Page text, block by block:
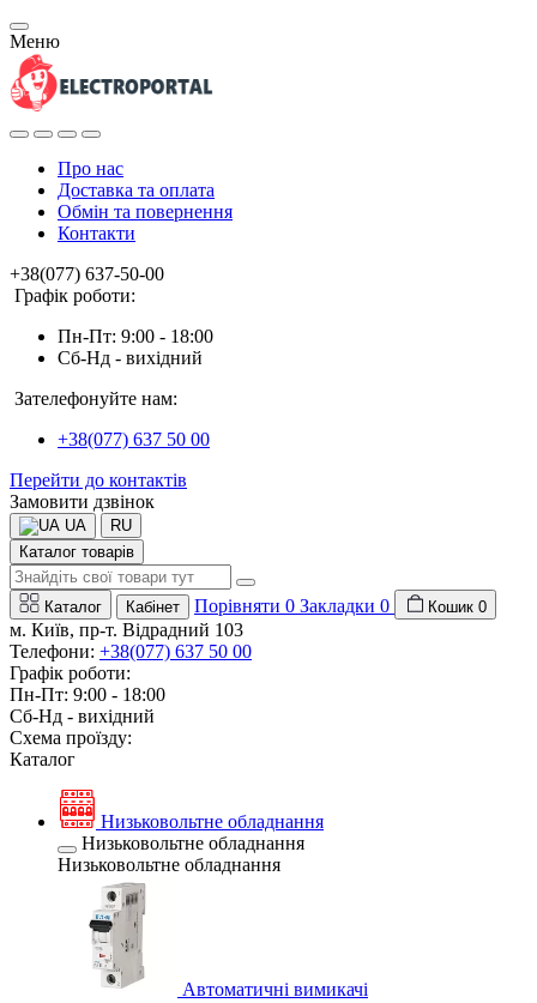
Меню
Про нас
Доставка та оплата
Обмін та повернення
Контакти
+38(077) 637-50-00
Графік роботи:
Пн-Пт: 9:00 - 18:00
Сб-Нд - вихідний
Зателефонуйте нам:
+38(077) 637 50 00
Перейти до контактів
Замовити дзвінок
UA
RU
Каталог товарів
Каталог Кабінет Порівняти 0 Закладки 0 Кошик 0
м. Київ, пр-т. Відрадний 103
Телефони: +38(077) 637 50 00
Графік роботи:
Пн-Пт: 9:00 - 18:00
Сб-Нд - вихідний
Схема проїзду:
Каталог
Низьковольтне обладнання
Низьковольтне обладнання
Низьковольтне обладнання
Автоматичні вимикачі